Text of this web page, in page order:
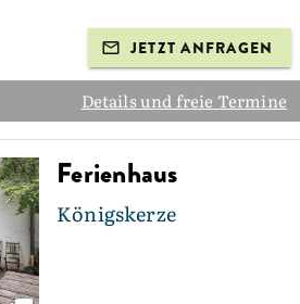
JETZT ANFRAGEN
Details und freie Termine
Ferienhaus
Königskerze